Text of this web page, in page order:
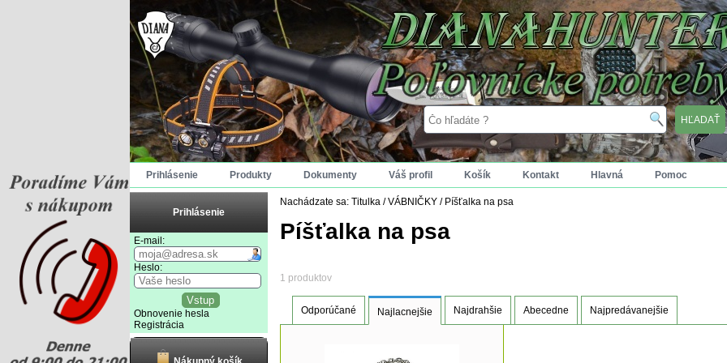
Prihlásenie Produkty Dokumenty Váš profil Košík Kontakt Hlavná Pomoc
Prihlásenie
E-mail:
Heslo:
Obnovenie hesla
Registrácia
Nachádzate sa: Titulka /VÁBNIČKY / Píšťalka na psa
Píšťalka na psa
1 produktov
Odporúčané Najlacnejšie Najdrahšie Abecedne Najpredávanejšie